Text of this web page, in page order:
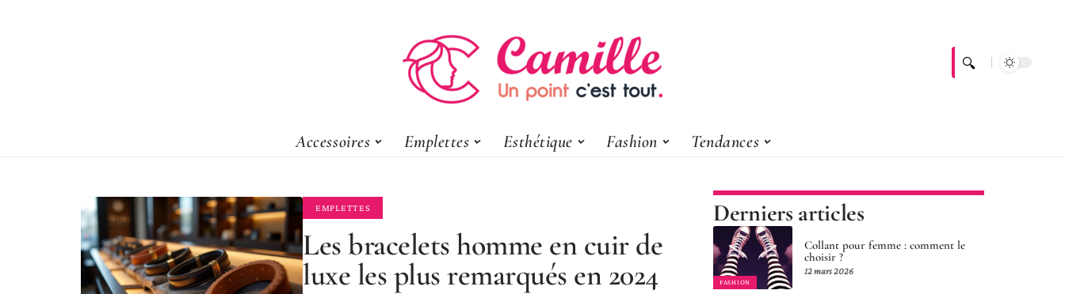
Accessoires Emplettes Esthétique Fashion Tendances
EMPLETTES
Les bracelets homme en cuir de
luxe les plus remarqués en 2024
Derniers articles
FASHION
Collant pour femme : comment le
choisir ?
12 mars 2026